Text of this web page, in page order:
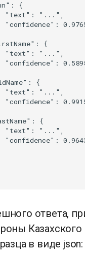
{
"text": "...",
"confidence":
{
"text": "...",
"confidence":
{
"text": "...",
"confidence":
{
"text": "...",
"confidence":
ответа,
Казахского
в виде json: